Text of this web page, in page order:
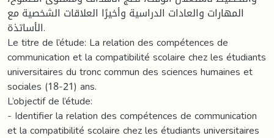
المهارات والعادات الدراسية وأخيرًا العلاقات الشخصية مع
الأساتذة.
Le titre de l’étude: La relation des compétences de
communication et la compatibilité scolaire chez les étudiants
universitaires du tronc commun des sciences humaines et
sociales (18-21) ans.
L’objectif de l’étude:
- Identifier la relation des compétences de communication
et la compatibilité scolaire chez les étudiants universitaires